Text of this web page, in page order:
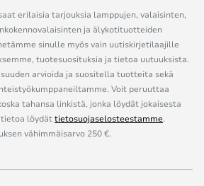
erilaisia tarjouksia lamppujen, valaisinten,
ja älykotituotteiden
sinulle myös vain uutiskirjetilaajille
tuotesuosituksia ja tietoa uutuuksista.
arvioida ja suositella tuotteita sekä
Voit peruuttaa
tahansa linkistä, jonka löydät jokaisesta
löydättietosuojaselosteestamme.
vähimmäisarvo 250 €.